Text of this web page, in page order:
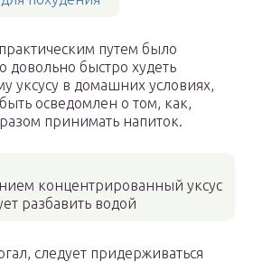
путем было
довольно быстро худеть
уксусу в домашних условиях,
осведомлен о том, как,
принимать напиток.
концентрированный уксус
разбавить водой
следует придерживаться